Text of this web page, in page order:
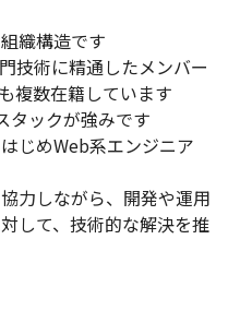
織構造です
技術に精通したメンバー
複数在籍しています
タックが強みです
じめWeb系エンジニア
力しながら、開発や運用
して、技術的な解決を推